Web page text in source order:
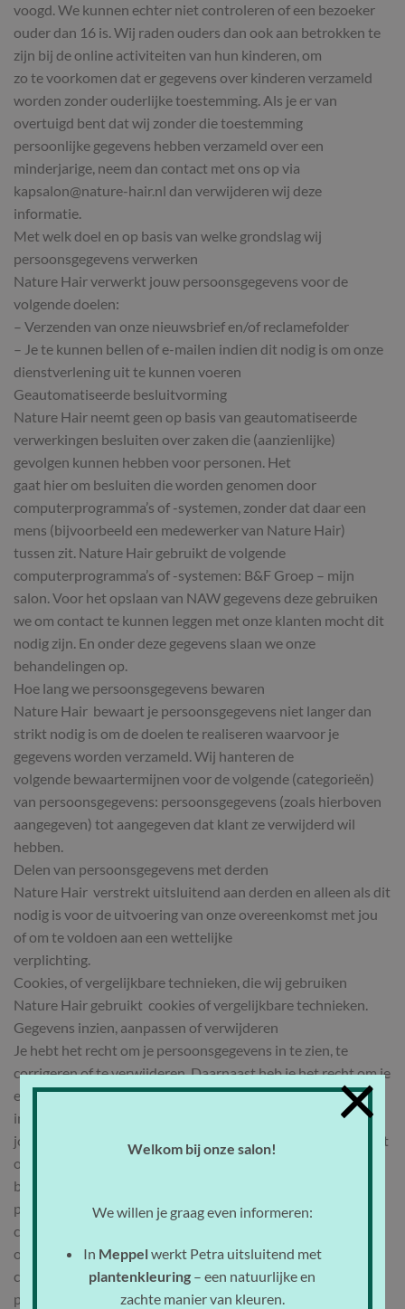
voogd. We kunnen echter niet controleren of een bezoeker
ouder dan 16 is. Wij raden ouders dan ook aan betrokken te
zijn bij de online activiteiten van hun kinderen, om
zo te voorkomen dat er gegevens over kinderen verzameld
worden zonder ouderlijke toestemming. Als je er van
overtuigd bent dat wij zonder die toestemming
persoonlijke gegevens hebben verzameld over een
minderjarige, neem dan contact met ons op via
kapsalon@nature-hair.nl dan verwijderen wij deze
informatie.
Met welk doel en op basis van welke grondslag wij
persoonsgegevens verwerken
Nature Hair verwerkt jouw persoonsgegevens voor de
volgende doelen:
– Verzenden van onze nieuwsbrief en/of reclamefolder
– Je te kunnen bellen of e-mailen indien dit nodig is om onze
dienstverlening uit te kunnen voeren
Geautomatiseerde besluitvorming
Nature Hair neemt geen op basis van geautomatiseerde
verwerkingen besluiten over zaken die (aanzienlijke)
gevolgen kunnen hebben voor personen. Het
gaat hier om besluiten die worden genomen door
computerprogramma’s of -systemen, zonder dat daar een
mens (bijvoorbeeld een medewerker van Nature Hair)
tussen zit. Nature Hair gebruikt de volgende
computerprogramma’s of -systemen: B&F Groep – mijn
salon. Voor het opslaan van NAW gegevens deze gebruiken
we om contact te kunnen leggen met onze klanten mocht dit
nodig zijn. En onder deze gegevens slaan we onze
behandelingen op.
Hoe lang we persoonsgegevens bewaren
Nature Hair bewaart je persoonsgegevens niet langer dan
strikt nodig is om de doelen te realiseren waarvoor je
gegevens worden verzameld. Wij hanteren de
volgende bewaartermijnen voor de volgende (categorieën)
van persoonsgegevens: persoonsgegevens (zoals hierboven
aangegeven) tot aangegeven dat klant ze verwijderd wil
hebben.
Delen van persoonsgegevens met derden
Nature Hair verstrekt uitsluitend aan derden en alleen als dit
nodig is voor de uitvoering van onze overeenkomst met jou
of om te voldoen aan een wettelijke
verplichting.
Cookies, of vergelijkbare technieken, die wij gebruiken
Nature Hair gebruikt cookies of vergelijkbare technieken.
Gegevens inzien, aanpassen of verwijderen
Je hebt het recht om je persoonsgegevens in te zien, te
corrigeren of te verwijderen. Daarnaast heb je het recht om je
eventuele toestemming voor de gegevensverwerking
in te trekken of bezwaar te maken tegen de verwerking van
jouw persoonsgegevens door Nature Hair en heb je het recht
op gegevensoverdraagbaarheid. Dat
betekent dat je bij ons een verzoek kan indienen om de
persoonsgegevens die wij van jou beschikken in een
computerbestand naar jou of een ander, door jou genoemde
organisatie, te sturen. Je kunt een verzoek tot inzage,
correctie, verwijdering, gegevensoverdraging van je
persoonsgegevens of verzoek tot intrekking van je
Welkom bij onze salon!
We willen je graag even informeren:
In Meppelwerkt Petra uitsluitend met
plantenkleuring – een natuurlijke en
zachte manier van kleuren.
×